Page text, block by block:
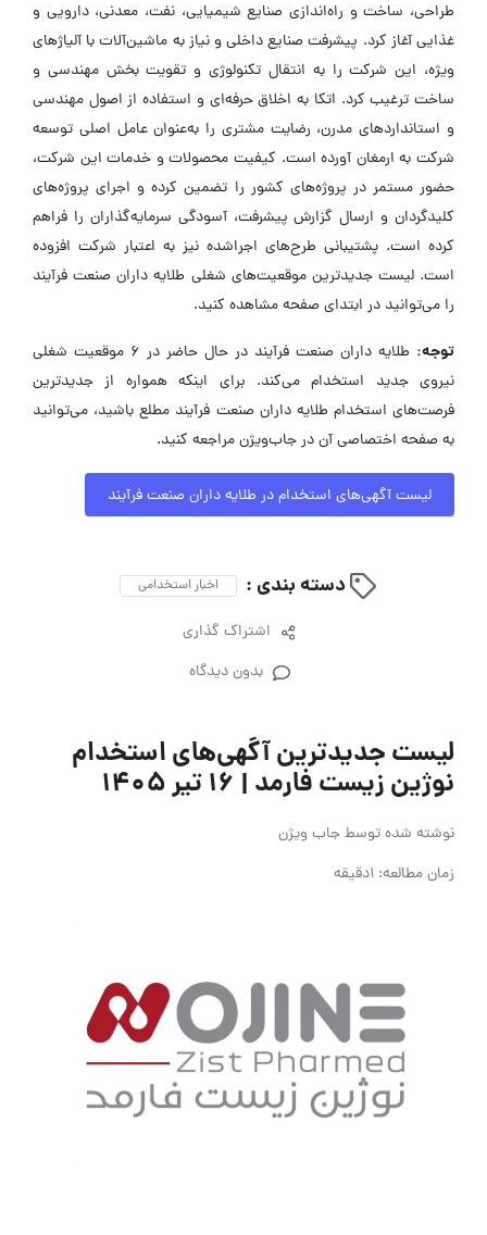
طراحی، ساخت و راه‌اندازی صنایع شیمیایی، نفت، معدنی، دارویی و
غذایی آغاز کرد. پیشرفت صنایع داخلی و نیاز به ماشین‌آلات با آلیاژهای
ویژه، این شرکت را به انتقال تکنولوژی و تقویت بخش مهندسی و
ساخت ترغیب کرد. اتکا به اخلاق حرفه‌ای و استفاده از اصول مهندسی
و استانداردهای مدرن، رضایت مشتری را به‌عنوان عامل اصلی توسعه
شرکت به ارمغان آورده است. کیفیت محصولات و خدمات این شرکت،
حضور مستمر در پروژه‌های کشور را تضمین کرده و اجرای پروژه‌های
کلیدگردان و ارسال گزارش پیشرفت، آسودگی سرمایه‌گذاران را فراهم
کرده است. پشتیبانی طرح‌های اجراشده نیز به اعتبار شرکت افزوده
است. لیست جدیدترین موقعیت‌های شغلی طلایه داران صنعت فرآیند
را می‌توانید در ابتدای صفحه مشاهده کنید.
توجه:
طلایه داران صنعت فرآیند در حال حاضر در ۶ موقعیت شغلی
نیروی جدید استخدام می‌کند. برای اینکه همواره از جدیدترین
فرصت‌های استخدام طلایه داران صنعت فرآیند مطلع باشید، می‌توانید
به صفحه اختصاصی آن در جاب‌ویژن مراجعه کنید.
لیست آگهی‌های استخدام در طلایه داران صنعت فرآیند
دسته بندی : اخبار استخدامی
اشتراک گذاری
بدون دیدگاه
لیست جدیدترین آگهی‌های استخدام
نوژین زیست فارمد | ۱۶ تیر ۱۴۰۵
نوشته شده توسطجاب ویژن
زمان مطالعه: 1دقیقه